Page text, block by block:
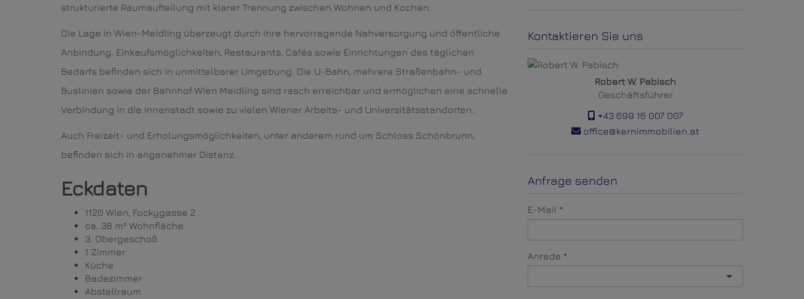
strukturierte Raumaufteilung mit klarer Trennung zwischen Wohnen und Kochen.
Die Lage in Wien-Meidling überzeugt durch ihre hervorragende Nahversorgung und öffentliche
Anbindung. Einkaufsmöglichkeiten, Restaurants, Cafés sowie Einrichtungen des täglichen
Bedarfs befinden sich in unmittelbarer Umgebung. Die U-Bahn, mehrere Straßenbahn- und
Buslinien sowie der Bahnhof Wien Meidling sind rasch erreichbar und ermöglichen eine schnelle
Verbindung in die Innenstadt sowie zu vielen Wiener Arbeits- und Universitätsstandorten.
Auch Freizeit- und Erholungsmöglichkeiten, unter anderem rund um Schloss Schönbrunn,
befinden sich in angenehmer Distanz.
Eckdaten
1120 Wien, Fockygasse 2
ca. 38 m² Wohnfläche
3. Obergeschoß
1 Zimmer
Küche
Badezimmer
Abstellraum
Kontaktieren Sie uns
Robert W. Pabisch
Geschäftsführer
+43 699 16 007 007
office@kernimmobilien.at
Anfrage senden
E-Mail
Anrede